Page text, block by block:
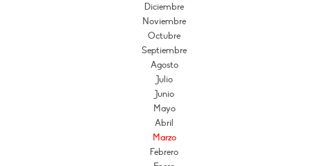
Diciembre
Noviembre
Octubre
Septiembre
Agosto
Julio
Junio
Mayo
Abril
Marzo
Febrero